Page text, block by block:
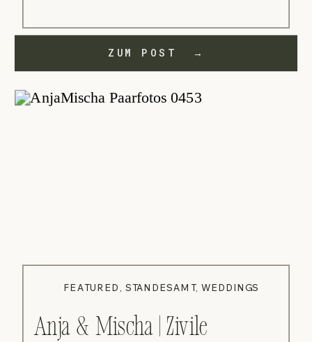
ZUM POST →
Anja & Mischa | Zivile
FEATURED STANDESAMT, WEDDINGS